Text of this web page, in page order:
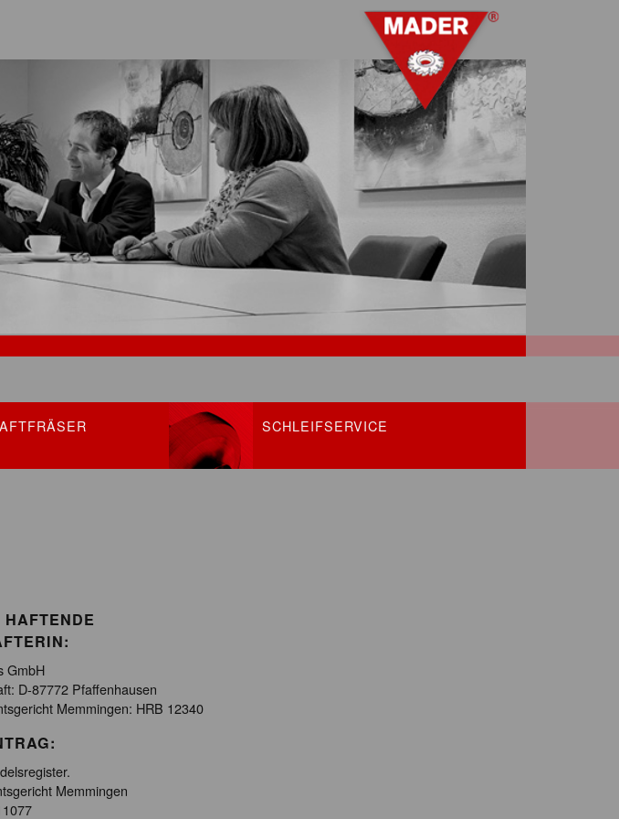
SCHLEIFSERVICE
GmbH
D-87772 Pfaffenhausen
Memmingen: HRB 12340
Memmingen